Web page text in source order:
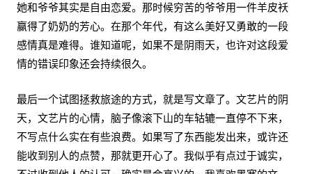
她和爷爷其实是自由恋爱。那时候穷苦的爷爷用一件羊皮袄
赢得了奶奶的芳心。在那个年代，有这么美好又勇敢的一段
感情真是难得。谁知道呢，如果不是阴雨天，也许对这段爱
情的错误印象还会持续很久。
最后一个试图拯救旅途的方式，就是写文章了。文艺片的阴
天，文艺片的心情，脑子像滚下山的车轱辘一直停不下来，
不写点什么实在有些浪费。如果写了东西能发出来，或许还
能收到别人的点赞，那就更开心了。我似乎有点过于诚实，